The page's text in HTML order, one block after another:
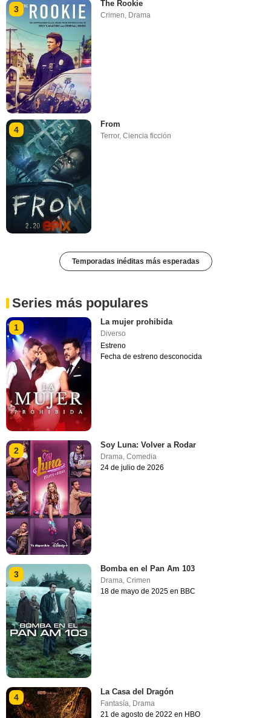
3
The Rookie
Crimen, Drama
4
From
Terror,Ciencia ficción
Temporadas inéditas más esperadas
Series más populares
1
La mujer prohibida
Diverso
Estreno
Fecha de estreno desconocida
2
Soy Luna: Volver a Rodar
Drama,Comedia
24 de julio de 2026
3
Bomba en el Pan Am 103
Drama ,Crimen
18 de mayo de 2025 en BBC
4
La Casa del Dragón
Fantasía, Drama
21 de agosto de 2022 en HBO